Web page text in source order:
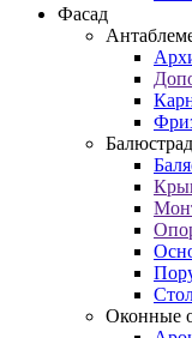
Фасад
Оконные